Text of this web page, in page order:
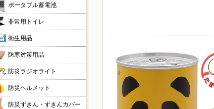
ポータブル蓄電池
非常用トイレ
衛生用品
防寒対策用品
防災ラジオライト
防災ヘルメット
防災ずきん・ずきんカバー